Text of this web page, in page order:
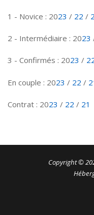
1 - Novice : 2023 / 22 /
2 - Intermédiaire : 2023
3 - Confirmés : 2023 /
En couple : 2023 / 22 /
Contrat : 2023 / 22 / 21
Copyright ©